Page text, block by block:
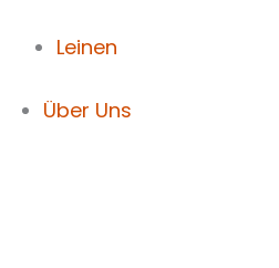
Leinen
Über Uns